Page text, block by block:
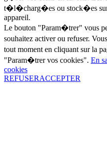
t�l�charg�es ou stock�es sur
appareil.
Le bouton "Param�trer" vous
souhaitez activer ou refuser.
tout moment en cliquant sur la
"Param�trer vos cookies". En
cookies
REFUSERACCEPTER